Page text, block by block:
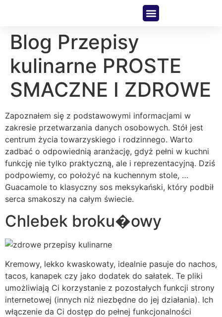
Blog Przepisy
kulinarne PROSTE
SMACZNE I ZDROWE
Zapoznałem się z podstawowymi informacjami w
zakresie przetwarzania danych osobowych. Stół jest
centrum życia towarzyskiego i rodzinnego. Warto
zadbać o odpowiednią aranżację, gdyż pełni w kuchni
funkcję nie tylko praktyczną, ale i reprezentacyjną. Dziś
podpowiemy, co położyć na kuchennym stole, …
Guacamole to klasyczny sos meksykański, który podbił
serca smakoszy na całym świecie.
Chlebek broku�owy
Kremowy, lekko kwaskowaty, idealnie pasuje do nachos,
tacos, kanapek czy jako dodatek do sałatek. Te pliki
umożliwiają Ci korzystanie z pozostałych funkcji strony
internetowej (innych niż niezbędne do jej działania). Ich
włączenie da Ci dostęp do pełnej funkcjonalności